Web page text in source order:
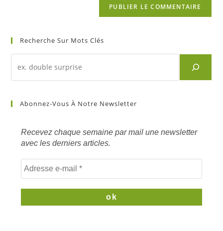
Recherche Sur Mots Clés
d'un
mots
Abonnez-Vous À Notre Newsletter
Recevez chaque semaine par mail une newsletter
avec les derniers articles.